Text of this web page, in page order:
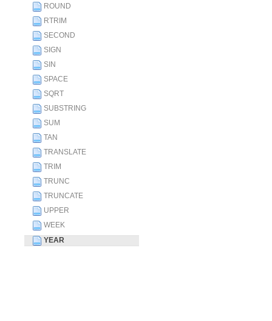
ROUND
RTRIM
SECOND
SIGN
SIN
SPACE
SQRT
SUBSTRING
SUM
TAN
TRANSLATE
TRIM
TRUNC
TRUNCATE
UPPER
WEEK
YEAR